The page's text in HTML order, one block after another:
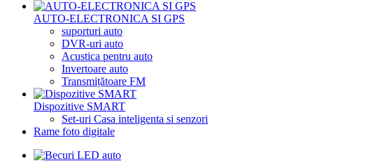
AUTO-ELECTRONICA SI GPS
suporturi auto
DVR-uri auto
Acustica pentru auto
Invertoare auto
Transmițătoare FM
Dispozitive SMART
Set-uri Casa inteligenta si senzori
Rame foto digitale